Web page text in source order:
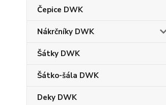
Čepice DWK
Nákrčníky DWK
Šátky DWK
Šátko-šála DWK
Deky DWK